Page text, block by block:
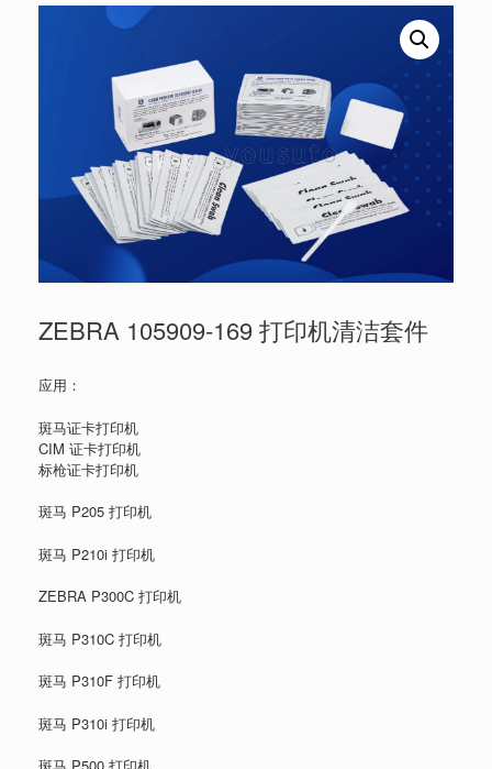
ZEBRA 105909-169 打印机清洁套件
应用：
斑马证卡打印机
CIM 证卡打印机
标枪证卡打印机
斑马 P205 打印机
斑马 P210i 打印机
ZEBRA P300C 打印机
斑马 P310C 打印机
斑马 P310F 打印机
斑马 P310i 打印机